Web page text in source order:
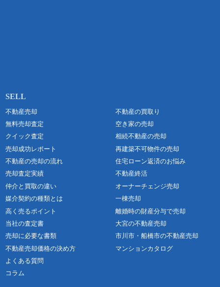
不動産売却
無料売却査定
クイック査定
売却成功レポート
不動産の売却の流れ
売却査定実績
仲介と買取の違い
媒介契約の種類とは
高く売るポイント
当社の査定書
売却に必要な書類
不動産売却価格の決め方
よくある質問
コラム
不動産の買取り
空き家の売却
相続不動産の売却
再建築不可物件の売却
住宅ローン返済のお悩み
不動産終活
オーナーチェンジ売却
一棟売却
離婚時の財産分与で売却
大宮の不動産売却
市川市・船橋市の不動産売却
マンションカタログ